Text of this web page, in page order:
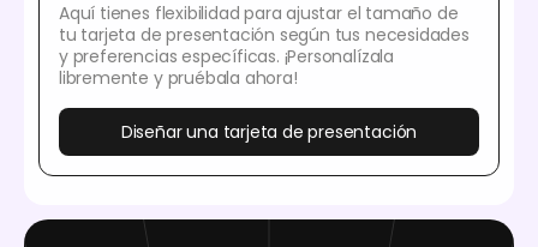
Aquí tienes flexibilidad para ajustar el tamaño de
tu tarjeta de presentación según tus necesidades
y preferencias específicas. ¡Personalízala
libremente y pruébala ahora!
Diseñar una tarjeta de presentación